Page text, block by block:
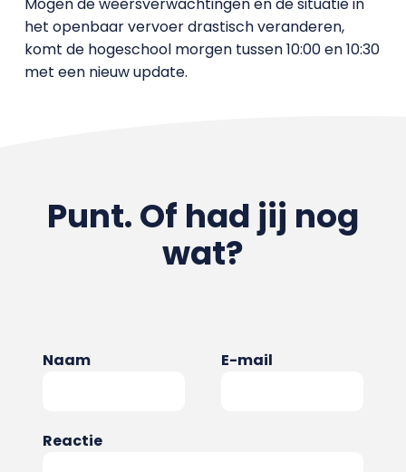
het openbaar vervoer drastisch veranderen,
komt de hogeschool morgen tussen 10:00 en 10:30
met een nieuw update.
Punt. Of had jij nog
wat?
Naam E-mail
Reactie